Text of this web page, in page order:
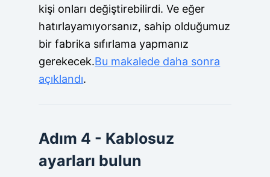
kişi onları değiştirebilirdi. Ve eğer
hatırlayamıyorsanız, sahip olduğumuz
bir fabrika sıfırlama yapmanız
gerekecek.Bu makalede daha sonra
açıklandı.
Adım 4 - Kablosuz
ayarları bulun